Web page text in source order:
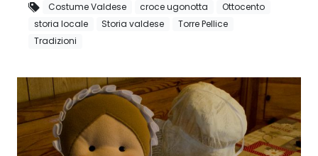
Costume Valdese croce ugonotta
Ottocento
storia locale
Storia valdese
Torre Pellice
Tradizioni